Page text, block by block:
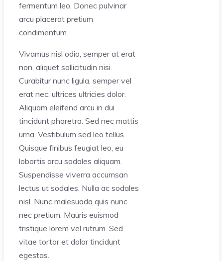
fermentum leo. Donec pulvinar
arcu placerat pretium
condimentum.
Vivamus nisl odio, semper at erat
non, aliquet sollicitudin nisi.
Curabitur nunc ligula, semper vel
erat nec, ultrices ultricies dolor.
Aliquam eleifend arcu in dui
tincidunt pharetra. Sed nec mattis
urna. Vestibulum sed leo tellus.
Quisque finibus feugiat leo, eu
lobortis arcu sodales aliquam.
Suspendisse viverra accumsan
lectus ut sodales. Nulla ac sodales
nisl. Nunc malesuada quis nunc
nec pretium. Mauris euismod
tristique lorem vel rutrum. Sed
vitae tortor et dolor tincidunt
egestas.